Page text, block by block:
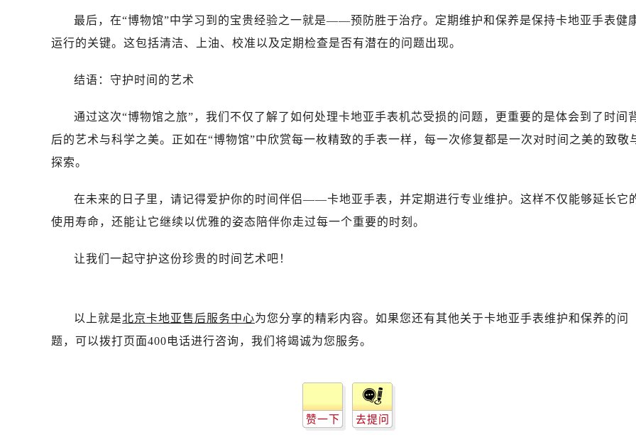
最后，在“博物馆”中学习到的宝贵经验之一就是——预防胜于治疗。定期维护和保养是保持卡地亚手表健
运行的关键。这包括清洁、上油、校准以及定期检查是否有潜在的问题出现。
结语：守护时间的艺术
通过这次“博物馆之旅”，我们不仅了解了如何处理卡地亚手表机芯受损的问题，更重要的是体会到了时间
后的艺术与科学之美。正如在“博物馆”中欣赏每一枚精致的手表一样，每一次修复都是一次对时间之美的致敬
探索。
在未来的日子里，请记得爱护你的时间伴侣——卡地亚手表，并定期进行专业维护。这样不仅能够延长它
使用寿命，还能让它继续以优雅的姿态陪伴你走过每一个重要的时刻。
让我们一起守护这份珍贵的时间艺术吧！
以上就是北京卡地亚售后服务中心为您分享的精彩内容。如果您还有其他关于卡地亚手表维护和保养的问
题，可以拨打页面400电话进行咨询，我们将竭诚为您服务。
赞一下 去提问